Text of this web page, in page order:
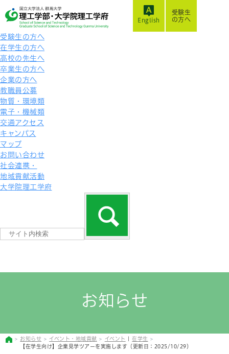
受験生
の方へ
受験生の方へ
在学生の方へ
高校の先生へ
卒業生の方へ
企業の方へ
教職員公募
物質・環境類
電子・機械類
交通アクセス
キャンパス
マップ
お問い合わせ
社会連携・
地域貢献活動
大学院理工学府
English
お知らせ
お知らせ イベント・地域貢献 イベント |在学生
【在学生向け】企業見学ツアーを実施します（更新日：2025/10/29）